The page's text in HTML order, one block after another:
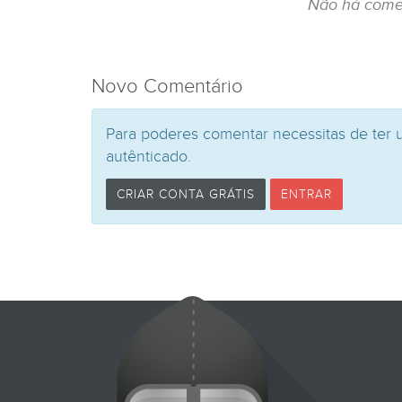
Não há
Novo Comentário
Para poderes comentar necessitas de
autênticado.
CRIAR CONTA GRÁTIS ENTRAR